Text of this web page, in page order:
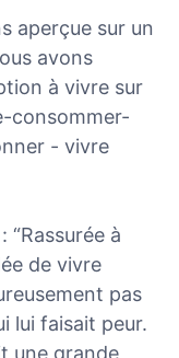
aperçue sur un
avons
à vivre sur
consommer-
- vivre
à
de vivre
pas
lui faisait peur.
une grande